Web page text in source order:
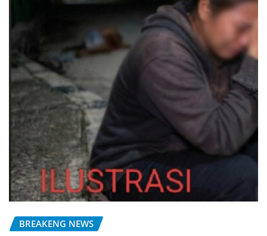
BREAKENG NEWS